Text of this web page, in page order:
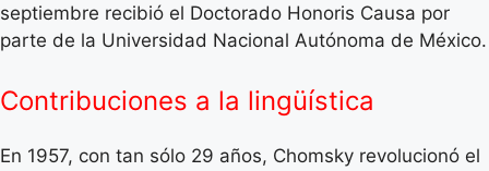
septiembre recibió el Doctorado Honoris Causa por
parte de la Universidad Nacional Autónoma de México.
Contribuciones a la lingüística
En 1957, con tan sólo 29 años, Chomsky revolucionó el